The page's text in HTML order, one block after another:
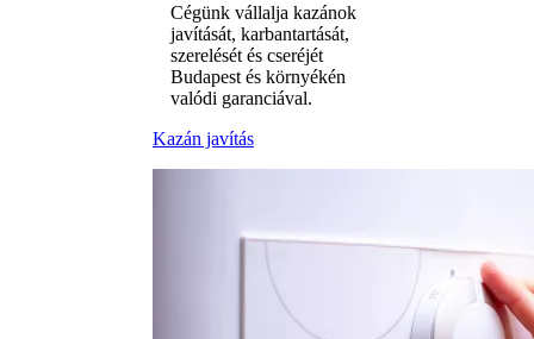
Cégünk vállalja kazánok
javítását, karbantartását,
szerelését és cseréjét
Budapest és környékén
valódi garanciával.
Kazán javítás